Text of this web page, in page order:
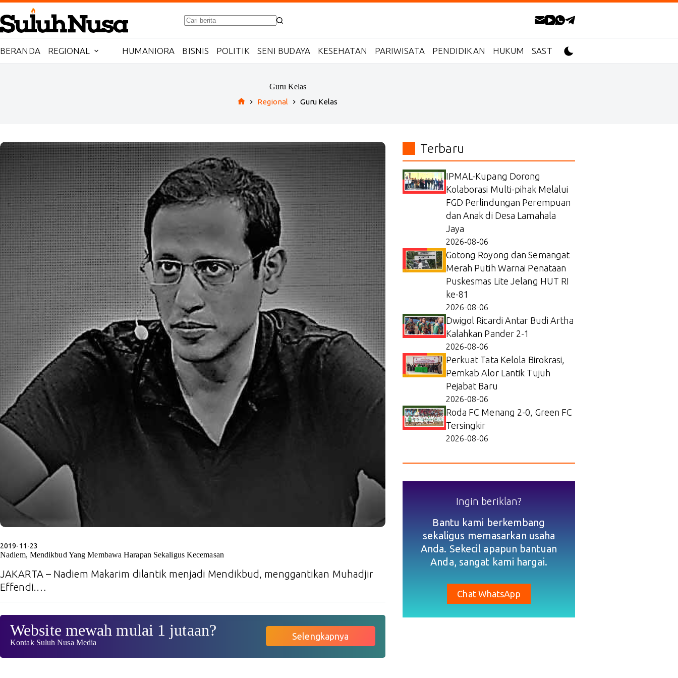
Skip
to
content
No
BERANDA REGIONAL HUMANIORA BISNIS POLITIK SENI BUDAYA KESEHATAN PARIWISATA PENDIDIKAN HUKUM SASTRA
Guru Kelas
Regional Guru Kelas
2019-11-23
Nadiem, Mendikbud Yang Membawa Harapan Sekaligus Kecemasan
JAKARTA – Nadiem Makarim dilantik menjadi Mendikbud, menggantikan Muhadjir
Effendi.…
Website mewah mulai 1 jutaan?
Kontak Suluh Nusa Media
Selengkapnya
Terbaru
IPMAL-Kupang Dorong
Kolaborasi Multi-pihak Melalui
FGD Perlindungan Perempuan
dan Anak di Desa Lamahala
Jaya
2026-08-06
Gotong Royong dan Semangat
Merah Putih Warnai Penataan
Puskesmas Lite Jelang HUT RI
ke-81
2026-08-06
Dwigol Ricardi Antar Budi Artha
Kalahkan Pander 2-1
2026-08-06
Perkuat Tata Kelola Birokrasi,
Pemkab Alor Lantik Tujuh
Pejabat Baru
2026-08-06
Roda FC Menang 2-0, Green FC
Tersingkir
2026-08-06
Ingin beriklan?
Bantu kami berkembang
sekaligus memasarkan usaha
Anda. Sekecil apapun bantuan
Anda, sangat kami hargai.
Chat WhatsApp